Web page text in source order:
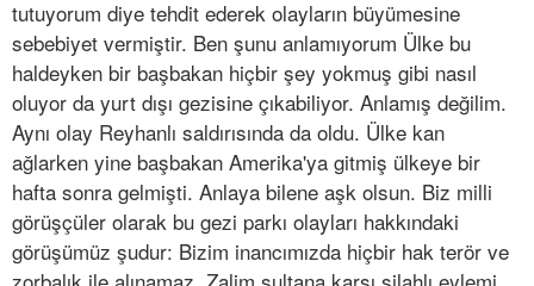
tutuyorum diye tehdit ederek olayların büyümesine
sebebiyet vermiştir. Ben şunu anlamıyorum Ülke bu
haldeyken bir başbakan hiçbir şey yokmuş gibi nasıl
oluyor da yurt dışı gezisine çıkabiliyor. Anlamış değilim.
Aynı olay Reyhanlı saldırısında da oldu. Ülke kan
ağlarken yine başbakan Amerika'ya gitmiş ülkeye bir
hafta sonra gelmişti. Anlaya bilene aşk olsun. Biz milli
görüşçüler olarak bu gezi parkı olayları hakkındaki
görüşümüz şudur: Bizim inancımızda hiçbir hak terör ve